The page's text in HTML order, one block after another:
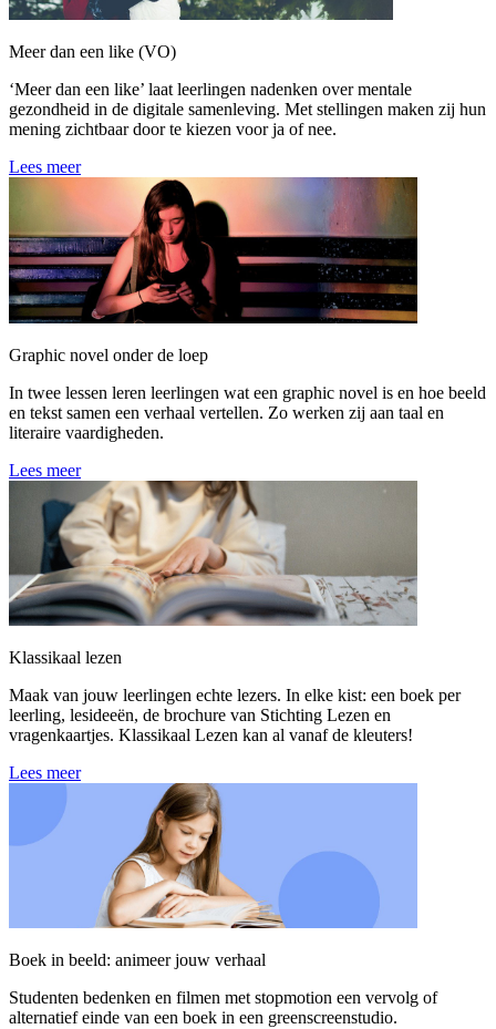
Meer dan een like (VO)
‘Meer dan een like’ laat leerlingen nadenken over mentale
gezondheid in de digitale samenleving. Met stellingen maken zij hun
mening zichtbaar door te kiezen voor ja of nee.
Lees meer
Graphic novel onder de loep
In twee lessen leren leerlingen wat een graphic novel is en hoe beeld
en tekst samen een verhaal vertellen. Zo werken zij aan taal en
literaire vaardigheden.
Lees meer
Klassikaal lezen
Maak van jouw leerlingen echte lezers. In elke kist: een boek per
leerling, lesideeën, de brochure van Stichting Lezen en
vragenkaartjes. Klassikaal Lezen kan al vanaf de kleuters!
Lees meer
Boek in beeld: animeer jouw verhaal
Studenten bedenken en filmen met stopmotion een vervolg of
alternatief einde van een boek in een greenscreenstudio.